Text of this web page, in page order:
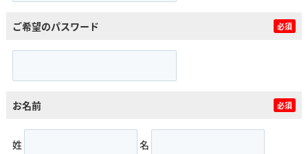
ご希望のパスワード 必須
お名前 必須
姓 名